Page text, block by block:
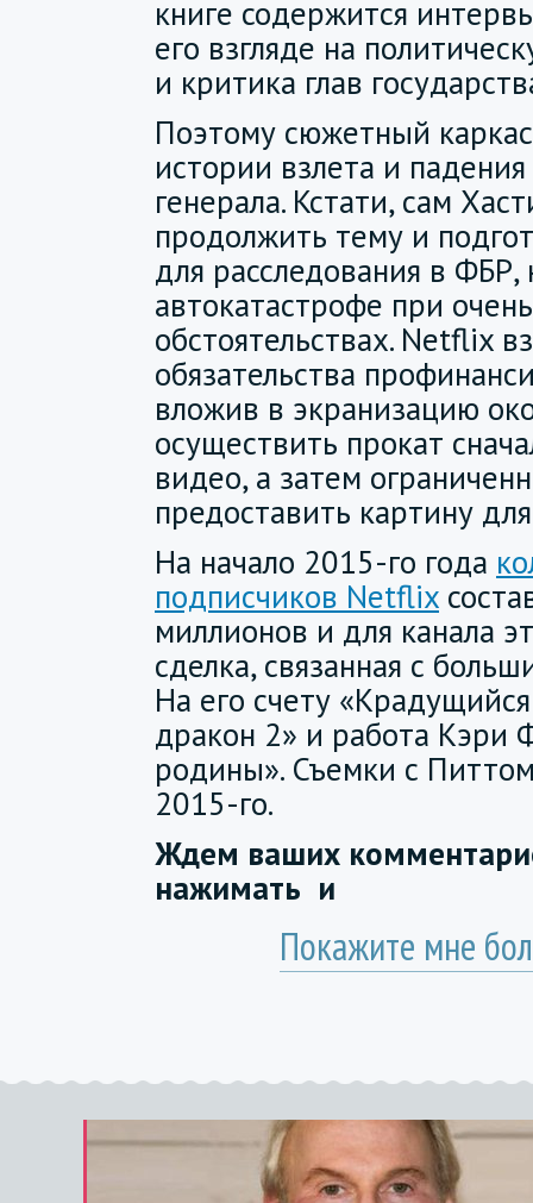
книге содержится
его взгляде на
и критика глав
Поэтому сюжетный
истории взлета и
генерала. Кстати, сам
продолжить тему и
для расследования в ФБР,
автокатастрофе при
обстоятельствах. Netflix
обязательства
вложив в экранизацию
осуществить прокат
видео, а затем
предоставить картину
На начало 2015-го года
подписчиков Netflix
миллионов и для канала
сделка, связанная с
На его счету
дракон 2» и работа Кэри
родины». Съемки с
2015-го.
Ждем ваших
нажимать и
Покажите мне